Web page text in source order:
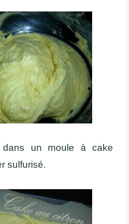
un moule à cake
sulfurisé.